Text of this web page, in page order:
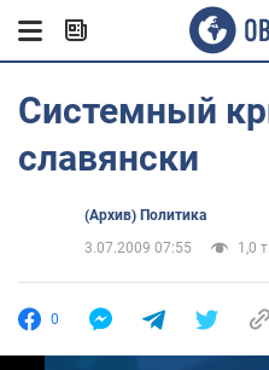
Системный
славянски
(Архив) Политика
3.07.2009 07:55
1,0 т.
0